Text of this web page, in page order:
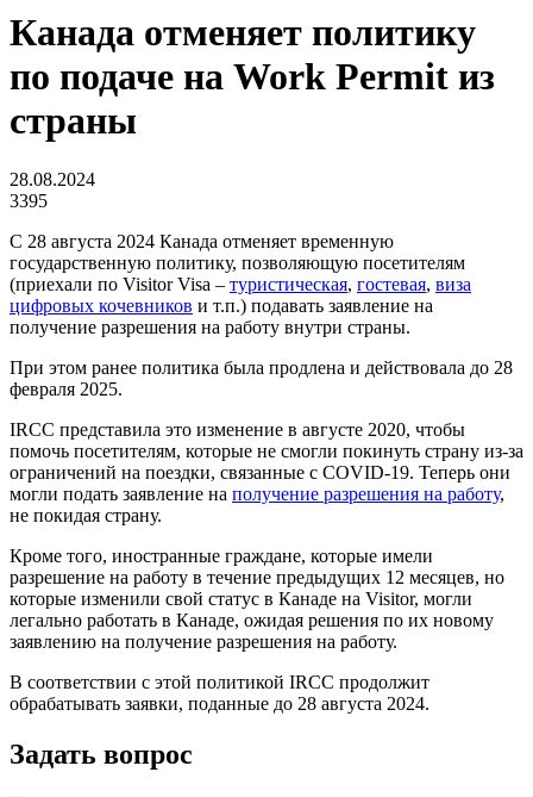
Канада отменяет политику
по подаче на Work Permit из
страны
28.08.2024
3395
С 28 августа 2024 Канада отменяет временную
государственную политику, позволяющую посетителям
(приехали по Visitor Visa – туристическая, гостевая, виза
цифровых кочевников и т.п.) подавать заявление на
получение разрешения на работу внутри страны.
При этом ранее политика была продлена и действовала до 28
февраля 2025.
IRCC представила это изменение в августе 2020, чтобы
помочь посетителям, которые не смогли покинуть страну из-за
ограничений на поездки, связанные с COVID-19. Теперь они
могли подать заявление на получение разрешения на работу,
не покидая страну.
Кроме того, иностранные граждане, которые имели
разрешение на работу в течение предыдущих 12 месяцев, но
которые изменили свой статус в Канаде на Visitor, могли
легально работать в Канаде, ожидая решения по их новому
заявлению на получение разрешения на работу.
В соответствии с этой политикой IRCC продолжит
обрабатывать заявки, поданные до 28 августа 2024.
Задать вопрос